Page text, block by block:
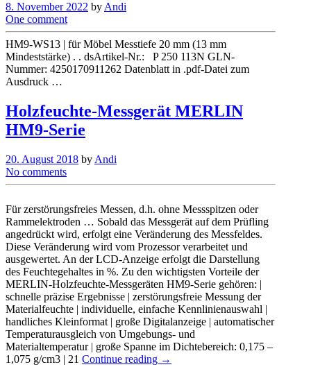
8. November 2022 by Andi
One comment
HM9-WS13 | für Möbel Messtiefe 20 mm (13 mm
Mindeststärke) . . dsArtikel-Nr.: P 250 113N GLN-
Nummer: 4250170911262 Datenblatt in .pdf-Datei zum
Ausdruck …
Holzfeuchte-Messgerät MERLIN
HM9-Serie
20. August 2018 by Andi
No comments
Für zerstörungsfreies Messen, d.h. ohne Messspitzen oder
Rammelektroden … Sobald das Messgerät auf dem Prüfling
angedrückt wird, erfolgt eine Veränderung des Messfeldes.
Diese Veränderung wird vom Prozessor verarbeitet und
ausgewertet. An der LCD-Anzeige erfolgt die Darstellung
des Feuchtegehaltes in %. Zu den wichtigsten Vorteile der
MERLIN-Holzfeuchte-Messgeräten HM9-Serie gehören: |
schnelle präzise Ergebnisse | zerstörungsfreie Messung der
Materialfeuchte | individuelle, einfache Kennlinienauswahl |
handliches Kleinformat | große Digitalanzeige | automatischer
Temperaturausgleich von Umgebungs- und
Materialtemperatur | große Spanne im Dichtebereich: 0,175 –
1,075 g/cm3 | 21 Continue reading →